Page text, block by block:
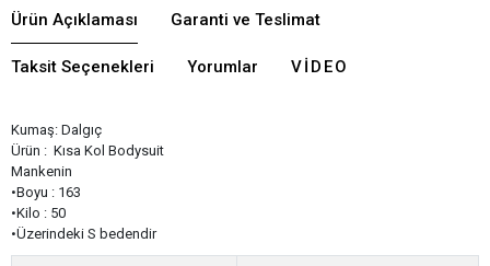
Ürün Açıklaması Garanti ve Teslimat
Taksit Seçenekleri Yorumlar VIDEO
Kumaş: Dalgıç
Ürün : Kısa Kol Bodysuit
Mankenin
•Boyu : 163
•Kilo : 50
•Üzerindeki S bedendir